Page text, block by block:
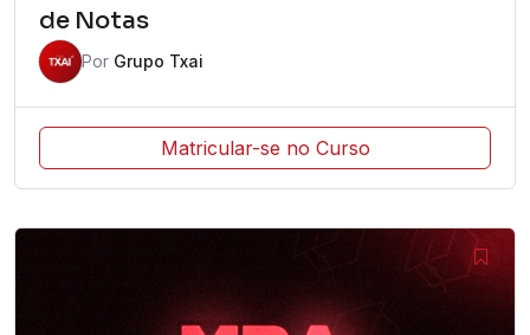
de Notas
Por Grupo Txai
Matricular-se no Curso